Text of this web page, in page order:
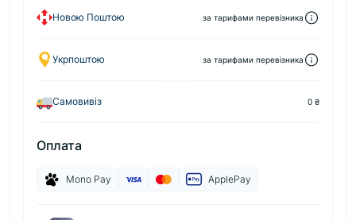
Новою Поштою за тарифами перевізника
Укрпоштою за тарифами перевізника
Самовивіз 0 ₴
Оплата
Mono Pay ApplePay